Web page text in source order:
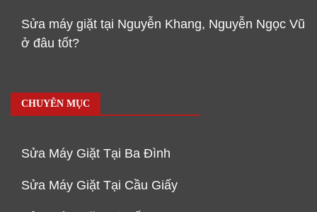
Sửa máy giặt tại Nguyễn Khang, Nguyễn Ngọc Vũ
ở đâu tốt?
CHUYÊN MỤC
Sửa Máy Giặt Tại Ba Đình
Sửa Máy Giặt Tại Cầu Giấy